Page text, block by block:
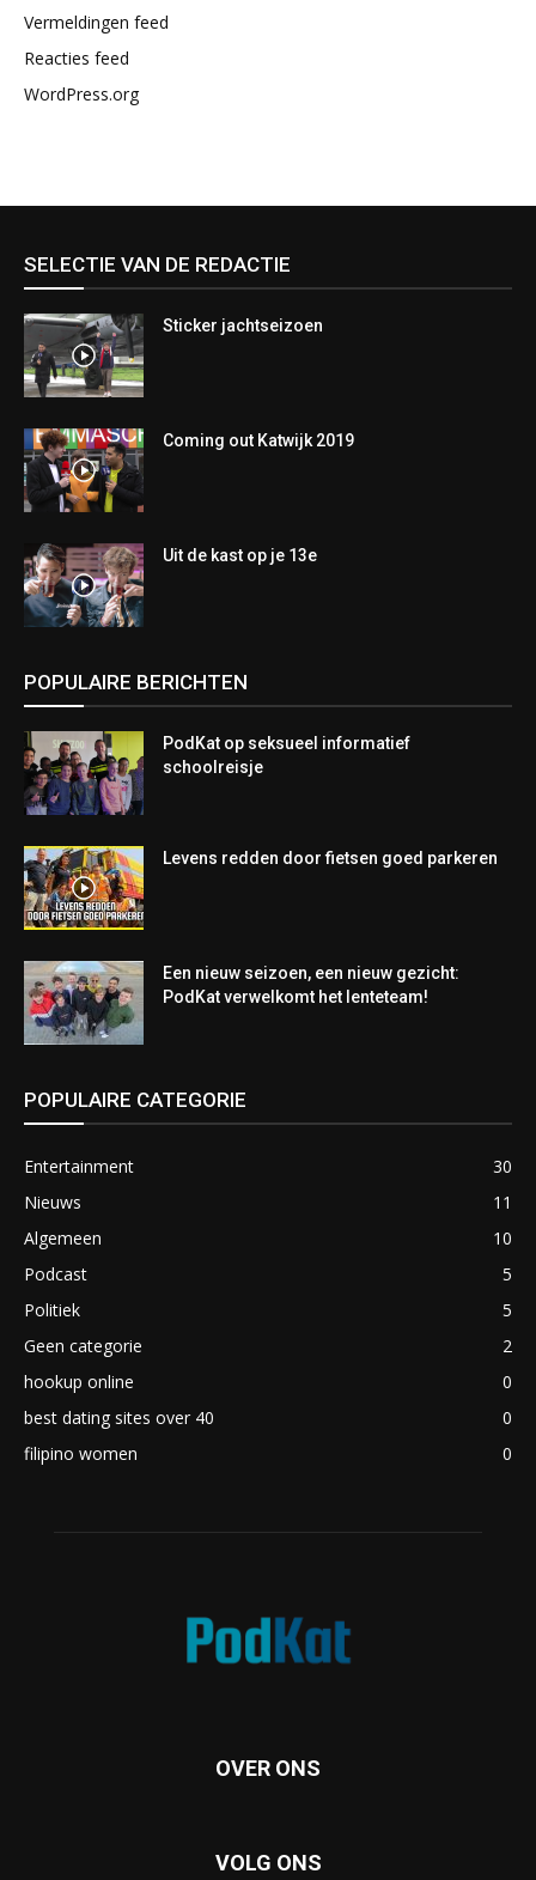
Vermeldingen feed
Reacties feed
WordPress.org
SELECTIE VAN DE REDACTIE
Sticker jachtseizoen
Coming out Katwijk 2019
Uit de kast op je 13e
POPULAIRE BERICHTEN
PodKat op seksueel informatief
schoolreisje
Levens redden door fietsen goed parkeren
Een nieuw seizoen, een nieuw gezicht:
PodKat verwelkomt het lenteteam!
POPULAIRE CATEGORIE
Entertainment
30
Nieuws
11
Algemeen
10
Podcast
5
Politiek
5
Geen categorie
2
hookup online
0
best dating sites over 40
0
filipino women
0
OVER ONS
VOLG ONS